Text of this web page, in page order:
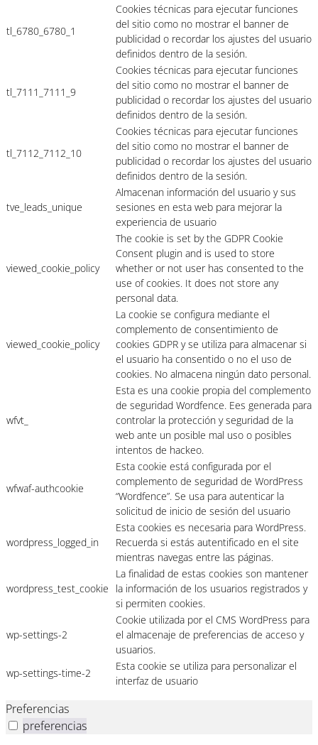
tl_6780_6780_1
Cookies técnicas para ejecutar funciones
del sitio como no mostrar el banner de
publicidad o recordar los ajustes del usuario
definidos dentro de la sesión.
tl_7111_7111_9
Cookies técnicas para ejecutar funciones
del sitio como no mostrar el banner de
publicidad o recordar los ajustes del usuario
definidos dentro de la sesión.
tl_7112_7112_10
Cookies técnicas para ejecutar funciones
del sitio como no mostrar el banner de
publicidad o recordar los ajustes del usuario
definidos dentro de la sesión.
tve_leads_unique
Almacenan información del usuario y sus
sesiones en esta web para mejorar la
experiencia de usuario
viewed_cookie_policy
The cookie is set by the GDPR Cookie
Consent plugin and is used to store
whether or not user has consented to the
use of cookies. It does not store any
personal data.
viewed_cookie_policy
La cookie se configura mediante el
complemento de consentimiento de
cookies GDPR y se utiliza para almacenar si
el usuario ha consentido o no el uso de
cookies. No almacena ningún dato personal.
wfvt_
Esta es una cookie propia del complemento
de seguridad Wordfence. Ees generada para
controlar la protección y seguridad de la
web ante un posible mal uso o posibles
intentos de hackeo.
wfwaf-authcookie
Esta cookie está configurada por el
complemento de seguridad de WordPress
“Wordfence”. Se usa para autenticar la
solicitud de inicio de sesión del usuario
wordpress_logged_in
Esta cookies es necesaria para WordPress.
Recuerda si estás autentificado en el site
mientras navegas entre las páginas.
wordpress_test_cookie
La finalidad de estas cookies son mantener
la información de los usuarios registrados y
si permiten cookies.
wp-settings-2
Cookie utilizada por el CMS WordPress para
el almacenaje de preferencias de acceso y
usuarios.
wp-settings-time-2
Esta cookie se utiliza para personalizar el
interfaz de usuario
Preferencias
preferencias